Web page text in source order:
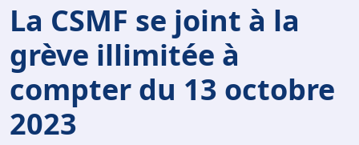
La CSMF se joint à la
grève illimitée à
compter du 13 octobre
2023